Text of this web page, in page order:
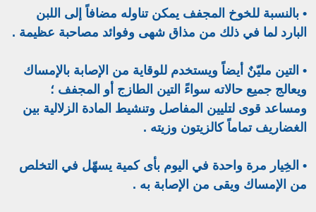
• بالنسبة للخوخ المجفف يمكن تناوله مضافاً إلى اللبن
البارد لما في ذلك من مذاق شهى وفوائد مصاحبة عظيمة .
• التين مليّنٌ أيضاً ويستخدم للوقاية من الإصابة بالإمساك
ويعالج جميع حالاته سواءً التين الطازج أو المجفف ؛
ومساعد قوى لتليين المفاصل وتنشيط المادة الزلالية بين
الغضاريف تماماً كالزيتون وزيته .
• الخِيار مرة واحدة في اليوم بأى كمية يسهّل في التخلص
من الإمساك ويقى من الإصابة به .